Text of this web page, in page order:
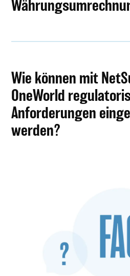
Wie können mit
OneWorld
Anforderungen
werden?